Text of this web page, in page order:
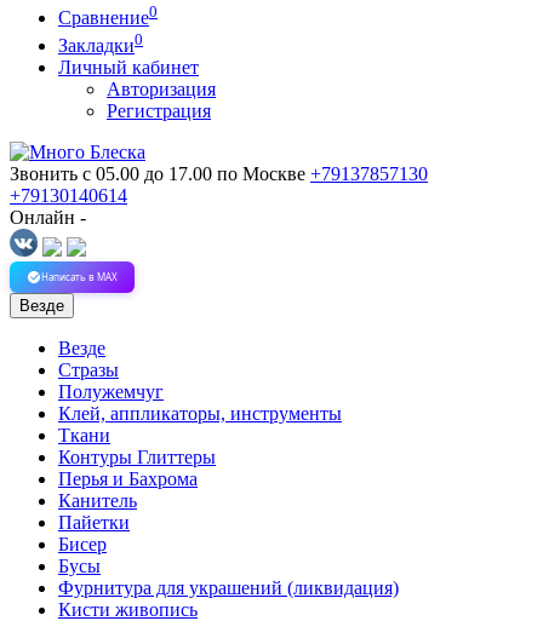
Сравнение0
Закладки0
Личный кабинет
Авторизация
Регистрация
Звонить с 05.00 до 17.00 по Москве +79137857130
+79130140614
Онлайн -
Написать в MAX
Везде
Везде
Стразы
Полужемчуг
Клей, аппликаторы, инструменты
Ткани
Контуры Глиттеры
Перья и Бахрома
Канитель
Пайетки
Бисер
Бусы
Фурнитура для украшений (ликвидация)
Кисти живопись